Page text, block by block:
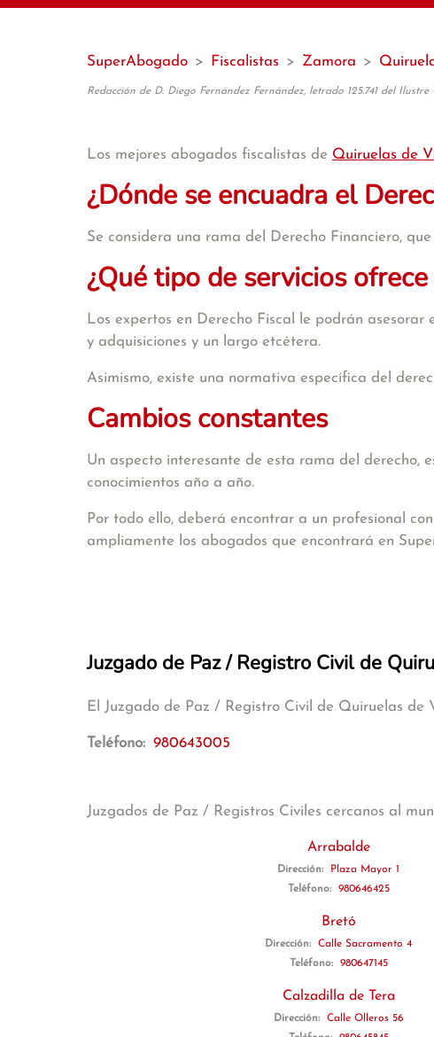
SuperAbogado > Fiscalistas > Zamora >
Redacción de D. Diego Fernández Fernández, letrado 125.741 del
Los mejores abogados fiscalistas de Quiruelas de
¿Dónde se encuadra el
Se considera una rama del Derecho Financiero,
¿Qué tipo de servicios
Los expertos en Derecho Fiscal le podrán
y adquisiciones y un largo etcétera.
Asimismo, existe una normativa específica del
Cambios constantes
Un aspecto interesante de esta rama del derecho,
conocimientos año a año.
Por todo ello, deberá encontrar a un profesional
ampliamente los abogados que encontrará en
Juzgado de Paz / Registro Civil de
El Juzgado de Paz / Registro Civil de Quiruelas de
Teléfono: 980643005
Juzgados de Paz / Registros Civiles cercanos al
Arrabalde
Dirección:
Plaza Mayor 1
Teléfono:
980646425
Bretó
Dirección:
Calle Sacramento 4
Teléfono:
980647145
Calzadilla de Tera
Dirección:
Calle Olleros 56